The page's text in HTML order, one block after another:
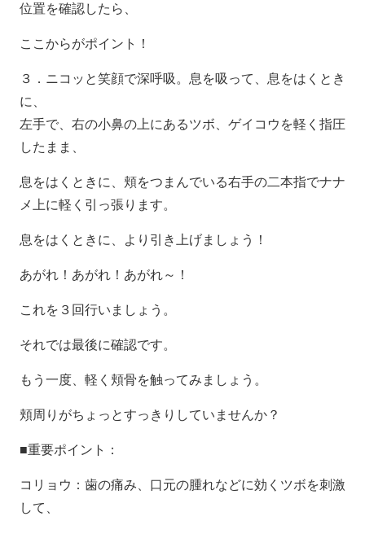
位置を確認したら、
ここからがポイント！
３．ニコッと笑顔で深呼吸。息を吸って、息をはくとき
に、
左手で、右の小鼻の上にあるツボ、ゲイコウを軽く指圧
したまま、
息をはくときに、頬をつまんでいる右手の二本指でナナ
メ上に軽く引っ張ります。
息をはくときに、より引き上げましょう！
あがれ！あがれ！あがれ～！
これを３回行いましょう。
それでは最後に確認です。
もう一度、軽く頬骨を触ってみましょう。
頬周りがちょっとすっきりしていませんか？
■重要ポイント：
コリョウ：歯の痛み、口元の腫れなどに効くツボを刺激
して、